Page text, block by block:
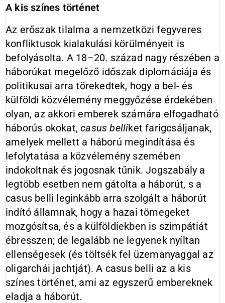
A kis színes történet
Az erőszak tilalma a nemzetközi fegyveres
konfliktusok kialakulási körülményeit is
befolyásolta. A 18–20. század nagy részében a
háborúkat megelőző időszak diplomáciája és
politikusai arra törekedtek, hogy a bel- és
külföldi közvélemény meggyőzése érdekében
olyan, az akkori emberek számára elfogadható
háborús okokat,casus belliket farigcsáljanak,
amelyek mellett a háború megindítása és
lefolytatása a közvélemény szemében
indokoltnak és jogosnak tűnik. Jogszabály a
legtöbb esetben nem gátolta a háborút, s a
casus belli leginkább arra szolgált a háborút
indító államnak, hogy a hazai tömegeket
mozgósítsa, és a külföldiekben is szimpátiát
ébresszen; de legalább ne legyenek nyíltan
ellenségesek (és töltsék fel üzemanyaggal az
oligarchái jachtját). A casus belli az a kis
színes történet, ami az egyszerű embereknek
eladja a háborút.